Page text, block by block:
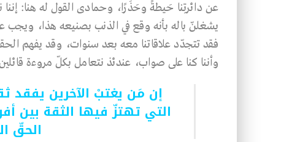
عن دائرتِنا حَيطةً وحَذَرًا، وحمادى القول له هنا:
يشغلنّ باله بأنه وقع في الذنب بصنيعه هذا، ويجب
فقد تتجدّد علاقاتنا معه بعد سنوات، وقد يفهم
وأننا كنا على صواب، عندئذ نتعامل بكلّ مروءة
إن مَن يغتبْ الآخرين يفقد
التي تهتزّ فيها الثقة بين
الحقّ